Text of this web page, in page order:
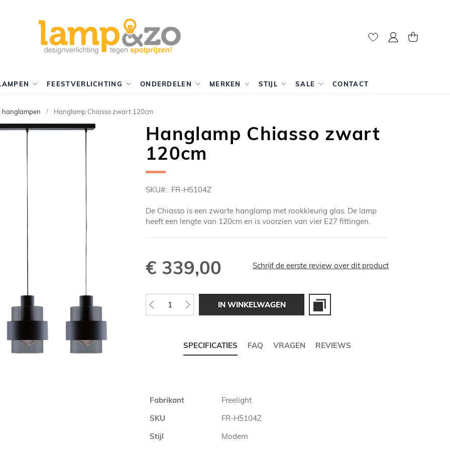
Mijn account
FEESTVERLICHTING ONDERDELEN MERKEN STIJL SALE CONTACT
hanglampen Hanglamp Chiasso zwart 120cm
Hanglamp Chiasso zwart
120cm
SKU FR-H5104Z
De Chiasso is een zwarte hanglamp met rookkleurig glas. De lamp
heeft een lengte van 120cm en is voorzien van vier E27 fittingen.
€ 339,00 Schrijf de eerste review over dit product
IN WINKELWAGEN
SPECIFICATIES FAQ VRAGEN REVIEWS
Meer
Fabrikant
Freelight
SKU
FR-H5104Z
Stijl
Modern